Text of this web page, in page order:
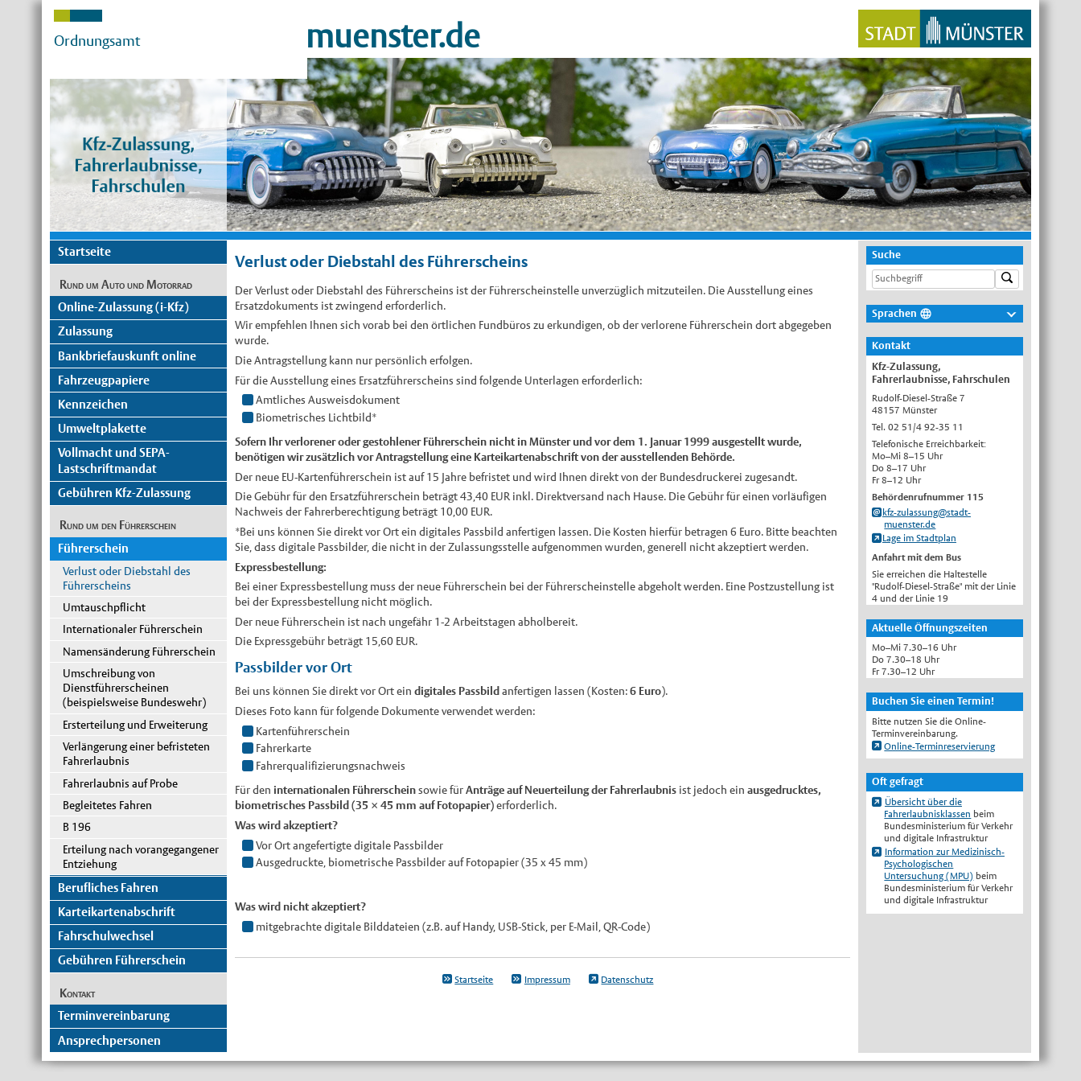
Ordnungsamt muenster.de
Startseite
Rund um Auto und Motorrad
Online-Zulassung (i-Kfz)
Zulassung
Bankbriefauskunft online
Fahrzeugpapiere
Kennzeichen
Umweltplakette
Vollmacht und SEPA-
Lastschriftmandat
Gebühren Kfz-Zulassung
Rund um den Führerschein
Führerschein
Verlust oder Diebstahl des
Führerscheins
Umtauschpflicht
Internationaler Führerschein
Namensänderung Führerschein
Umschreibung von
Dienstführerscheinen
(beispielsweise Bundeswehr)
Ersterteilung und Erweiterung
Verlängerung einer befristeten
Fahrerlaubnis
Fahrerlaubnis auf Probe
Begleitetes Fahren
B 196
Erteilung nach vorangegangener
Entziehung
Berufliches Fahren
Karteikartenabschrift
Fahrschulwechsel
Gebühren Führerschein
Kontakt
Terminvereinbarung
Ansprechpersonen
Verlust oder Diebstahl des Führerscheins
Der Verlust oder Diebstahl des Führerscheins ist der Führerscheinstelle unverzüglich mitzuteilen. Die Ausstellung eines
Ersatzdokuments ist zwingend erforderlich.
Wir empfehlen Ihnen sich vorab bei den örtlichen Fundbüros zu erkundigen, ob der verlorene Führerschein dort abgegeben
wurde.
Die Antragstellung kann nur persönlich erfolgen.
Für die Ausstellung eines Ersatzführerscheins sind folgende Unterlagen erforderlich:
Amtliches Ausweisdokument
Biometrisches Lichtbild*
Sofern Ihr verlorener oder gestohlener Führerschein nicht in Münster und vor dem 1. Januar 1999 ausgestellt wurde,
benötigen wir zusätzlich vor Antragstellung eine Karteikartenabschrift von der ausstellenden Behörde.
Der neue EU-Kartenführerschein ist auf 15 Jahre befristet und wird Ihnen direkt von der Bundesdruckerei zugesandt.
Die Gebühr für den Ersatzführerschein beträgt 43,40 EUR inkl. Direktversand nach Hause. Die Gebühr für einen vorläufigen
Nachweis der Fahrerberechtigung beträgt 10,00 EUR.
*Bei uns können Sie direkt vor Ort ein digitales Passbild anfertigen lassen. Die Kosten hierfür betragen 6 Euro. Bitte beachten
Sie, dass digitale Passbilder, die nicht in der Zulassungsstelle aufgenommen wurden, generell nicht akzeptiert werden.
Expressbestellung:
Bei einer Expressbestellung muss der neue Führerschein bei der Führerscheinstelle abgeholt werden. Eine Postzustellung ist
bei der Expressbestellung nicht möglich.
Der neue Führerschein ist nach ungefähr 1-2 Arbeitstagen abholbereit.
Die Expressgebühr beträgt 15,60 EUR.
Passbilder vor Ort
Bei uns können Sie direkt vor Ort ein digitales Passbild anfertigen lassen (Kosten:6 Euro).
Dieses Foto kann für folgende Dokumente verwendet werden:
Kartenführerschein
Fahrerkarte
Fahrerqualifizierungsnachweis
Für den internationalen Führerscheinsowie fürAnträge auf Neuerteilung der Fahrerlaubnisist jedoch ein ausgedrucktes,
biometrisches Passbild (35 × 45 mm auf Fotopapier)erforderlich.
Was wird akzeptiert?
Vor Ort angefertigte digitale Passbilder
Ausgedruckte, biometrische Passbilder auf Fotopapier (35 x 45 mm)
Was wird nicht akzeptiert?
mitgebrachte digitale Bilddateien (z.B. auf Handy, USB-Stick, per E-Mail, QR-Code)
Startseite Impressum Datenschutz
Suche
Sprachen
Deutsch
Nederlands
English
Українська
Türkçe
اللغة العربية
Français
Español
Polski
Русский
中文
Automatische Übersetzung, ohne
Gewähr auf Richtigkeit.
Kontakt
Kfz-Zulassung,
Fahrerlaubnisse, Fahrschulen
Rudolf-Diesel-Straße 7
48157 Münster
Tel. 02 51/4 92-35 11
Telefonische Erreichbarkeit:
Mo–Mi 8–15 Uhr
Do 8–17 Uhr
Fr 8–12 Uhr
Behördenrufnummer 115
kfz-zulassung@stadt-
muenster.de
Lage im Stadtplan
Anfahrt mit dem Bus
Sie erreichen die Haltestelle
"Rudolf-Diesel-Straße" mit der Linie
4 und der Linie 19
Aktuelle Öffnungszeiten
Mo–Mi 7.30–16 Uhr
Do 7.30–18 Uhr
Fr 7.30–12 Uhr
Buchen Sie einen Termin!
Bitte nutzen Sie die Online-
Terminvereinbarung.
Online-Terminreservierung
Oft gefragt
Übersicht über die
Fahrerlaubnisklassen beim
Bundesministerium für Verkehr
und digitale Infrastruktur
Information zur Medizinisch-
Psychologischen
Untersuchung (MPU) beim
Bundesministerium für Verkehr
und digitale Infrastruktur